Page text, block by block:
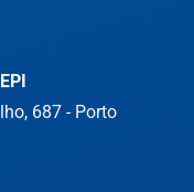
687 - Porto